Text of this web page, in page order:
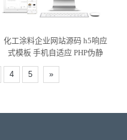
化工涂料企业网站源码 h5响应
式模板 手机自适应 PHP伪静
4 5 »